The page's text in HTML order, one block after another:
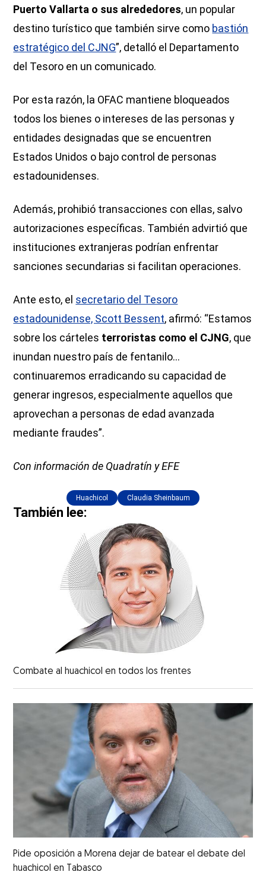
Puerto Vallarta o sus alrededores, un popular
destino turístico que también sirve como bastión
estratégico del CJNG”, detalló el Departamento
del Tesoro en un comunicado.
Por esta razón, la OFAC mantiene bloqueados
todos los bienes o intereses de las personas y
entidades designadas que se encuentren
Estados Unidos o bajo control de personas
estadounidenses.
Además, prohibió transacciones con ellas, salvo
autorizaciones específicas. También advirtió que
instituciones extranjeras podrían enfrentar
sanciones secundarias si facilitan operaciones.
Ante esto, el secretario del Tesoro
estadounidense, Scott Bessent, afirmó: “Estamos
sobre los cárteles terroristas como el CJNG, que
inundan nuestro país de fentanilo…
continuaremos erradicando su capacidad de
generar ingresos, especialmente aquellos que
aprovechan a personas de edad avanzada
mediante fraudes”.
Con información de Quadratín y EFE
Huachicol Claudia Sheinbaum
También lee:
Combate al huachicol en todos los frentes
Pide oposición a Morena dejar de batear el debate del
huachicol en Tabasco